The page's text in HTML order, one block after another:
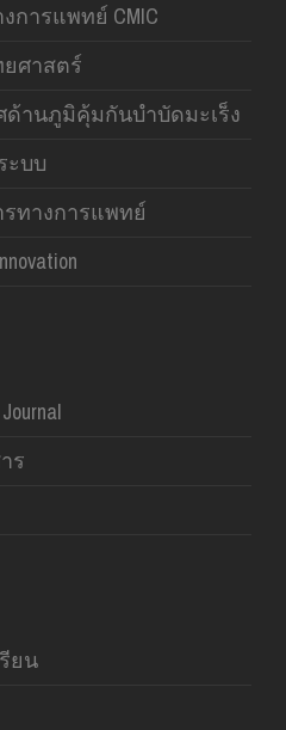
ารแพทย์ CMIC
ศาสตร์
ด้านภูมิคุ้มกันบำบัดมะเร็ง
ะบบ
ทางการแพทย์
ร
ยน